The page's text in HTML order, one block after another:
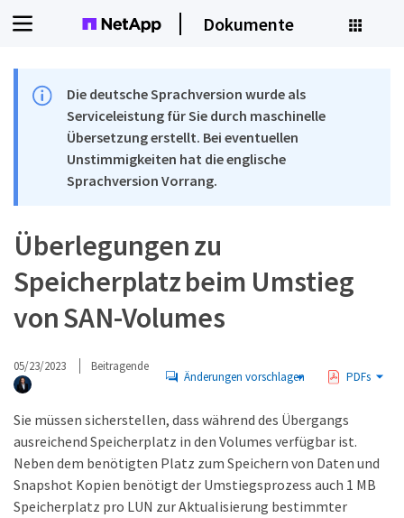
Dokumente
Die deutsche Sprachversion wurde als
Serviceleistung für Sie durch maschinelle
Übersetzung erstellt. Bei eventuellen
Unstimmigkeiten hat die englische
Sprachversion Vorrang.
Überlegungen zu
Speicherplatz beim Umstieg
von SAN-Volumes
05/23/2023 Beitragende
Änderungen vorschlagen PDFs
Sie müssen sicherstellen, dass während des Übergangs
ausreichend Speicherplatz in den Volumes verfügbar ist.
Neben dem benötigten Platz zum Speichern von Daten und
Snapshot Kopien benötigt der Umstiegsprozess auch 1 MB
Speicherplatz pro LUN zur Aktualisierung bestimmter